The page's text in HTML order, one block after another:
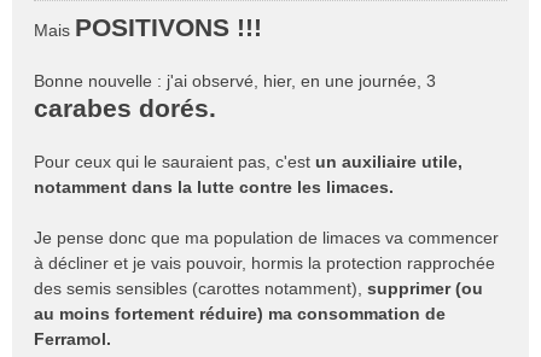
s
a
g
o
n
u
Mais POSITIVONS !!!
Bonne nouvelle : j'ai observé, hier, en une journée, 3
carabes dorés.
Pour ceux qui le sauraient pas, c'est un auxiliaire utile,
notamment dans la lutte contre les limaces.
Je pense donc que ma population de limaces va commencer
à décliner et je vais pouvoir, hormis la protection rapprochée
des semis sensibles (carottes notamment), supprimer (ou
au moins fortement réduire) ma consommation de
Ferramol.